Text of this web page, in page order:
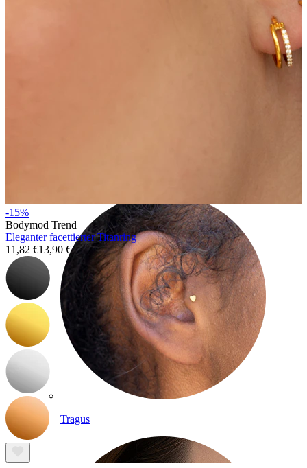
Tragus
-15%
Bodymod Trend
Eleganter facettierter Titanring
11,82 €13,90 €